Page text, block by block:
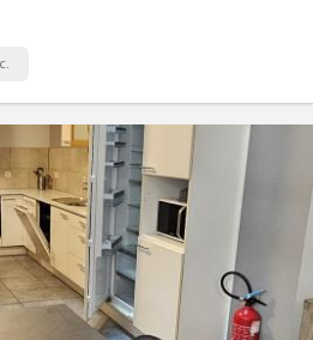
KN 4393
Galliot 18. Disponible uniquement
!!! Pas d'étudiant svp!!! Reste une
evier , 2 wc et 2 douches communes
rénové . Les charges (eau-gaz-
mobilier et internet via wifi ou câble...